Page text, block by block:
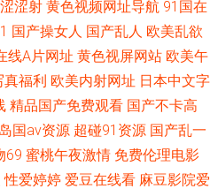
产一区 五月开心激情网 91成品视频 黑
欧洲A片 激情另类中字图区 91永久免
地 91免费精彩视频 久精品久久 91AV
香蕉tv 性生话影视 91大屁
涩射 黄色视频网址导航 91国在
国产操女人 国产乱人 欧美乱欲
线A片网址 黄色视屏网站 欧美午
真福利 欧美内射网址 日本中文字
精品国产免费观看 国产不卡高
岛国av资源 超碰91资源 国产乱一
69 蜜桃午夜激情 免费伦理电影
性爱婷婷 爱豆在线看 麻豆影院爱